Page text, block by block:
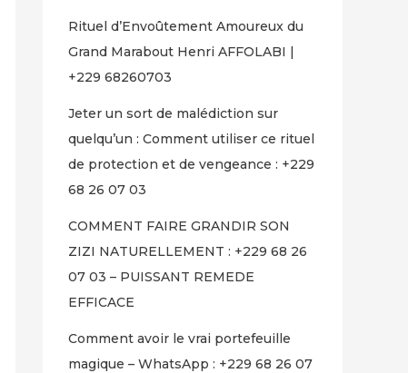
Rituel d’Envoûtement Amoureux du
Grand Marabout Henri AFFOLABI |
+229 68260703
Jeter un sort de malédiction sur
quelqu’un : Comment utiliser ce rituel
de protection et de vengeance : +229
68 26 07 03
COMMENT FAIRE GRANDIR SON
ZIZI NATURELLEMENT : +229 68 26
07 03 – PUISSANT REMEDE
EFFICACE
Comment avoir le vrai portefeuille
magique – WhatsApp : +229 68 26 07